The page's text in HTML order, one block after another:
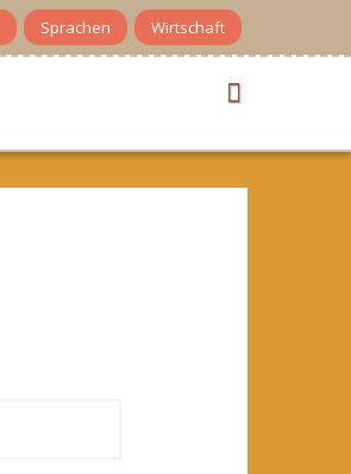
Sprachen Wirtschaft